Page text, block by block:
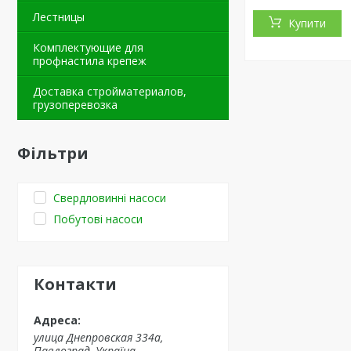
Лестницы
Комплектующие для
профнастила крепеж
Доставка стройматериалов,
грузоперевозка
Фільтри
Свердловинні насоси
Побутові насоси
Контакти
улица Днепровская 334а,
Купити